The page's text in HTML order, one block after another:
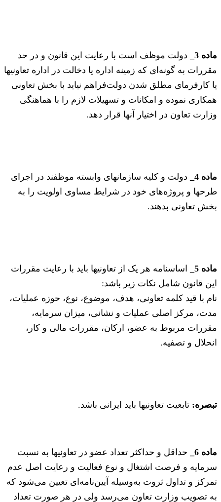
ماده 3_
دولت موظف است با رعایت این قانون و در حد
مقررات به گونه‌ای که زمینه اداره یا دخالت در اداره تعاونیها
یا کارفرمای مطلق شدن دولت‌فراهم نیاید با بخش تعاونی
همکاری نموده و امکانات و تسهیلات لازم را با هماهنگی
وزارت تعاون در اختیار آنها قرار دهد.
ماده 4_
دولت و کلیه سازمانهای وابسته موظفند در اجرای
طرحها و پروژه‌های خود در شرایط مساوی اولویت را به
بخش تعاونی بدهند.
ماده 5_
اساسنامه هر یک از تعاونیها باید با رعایت مقررات
این قانون شامل نکات زیر باشد:
‌نام با قید کلمه تعاونی، هدف، موضوع، نوع، حوزه عملیات،
مدت، مرکز اصلی عملیات و نشانی، میزان سرمایه،
مقررات مربوط به عضو، ارکان،‌ مقررات مالی و کار،
انحلال و تصفیه.
تبصره: تابعیت تعاونیها باید ایرانی باشد.
ماده 6_
حداقل و حداکثر تعداد عضو در تعاونیها به نسبت
سرمایه و فرصت اشتغال و نوع فعالیت و رعایت اصل عدم
تمرکز و تداول ثروت به‌وسیله آیین‌نامه‌ای تعیین می‌شود که
به تصویب وزارت تعاون می‌رسد ولی در هر صورت تعداد